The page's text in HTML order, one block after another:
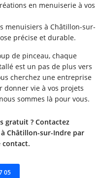
en menuiserie à vos
menuisiers à Châtillon-sur-
précise et durable.
de pinceau, chaque
est un pas de plus vers
cherchez une entreprise
donner vie à vos projets
sommes là pour vous.
gratuit ? Contactez
à Châtillon-sur-Indre par
contact.
05